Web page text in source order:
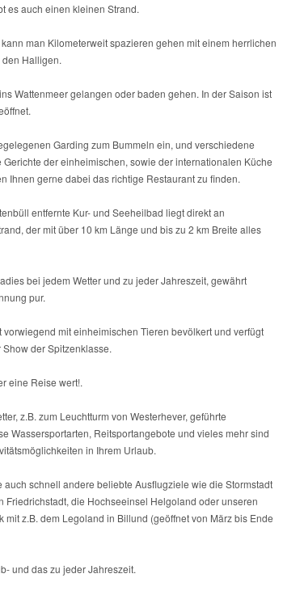
es auch einen kleinen Strand.
man Kilometerweit spazieren gehen mit einem herrlichen
Halligen.
Wattenmeer gelangen oder baden gehen. In der Saison ist
Garding zum Bummeln ein, und verschiedene
der einheimischen, sowie der internationalen Küche
Ihnen gerne dabei das richtige Restaurant zu finden.
entfernte Kur- und Seeheilbad liegt direkt an
der mit über 10 km Länge und bis zu 2 km Breite alles
bei jedem Wetter und zu jeder Jahreszeit, gewährt
pur.
vorwiegend mit einheimischen Tieren bevölkert und verfügt
der Spitzenklasse.
eine Reise wert!.
z.B. zum Leuchtturm von Westerhever, geführte
Wassersportarten, Reitsportangebote und vieles mehr sind
in Ihrem Urlaub.
auch schnell andere beliebte Ausflugziele wie die Stormstadt
Friedrichstadt, die Hochseeinsel Helgoland oder unseren
z.B. dem Legoland in Billund (geöffnet von März bis Ende
und das zu jeder Jahreszeit.